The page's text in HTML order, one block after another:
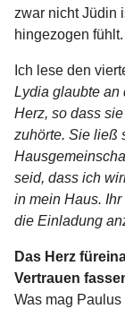
zwar nicht Jüdin
hingezogen fühlt.
Ich lese den
Lydia glaubte an
Herz, so dass
zuhörte. Sie ließ
seid, dass ich
in mein Haus.
die Einladung
Das Herz
Vertrauen
Was mag